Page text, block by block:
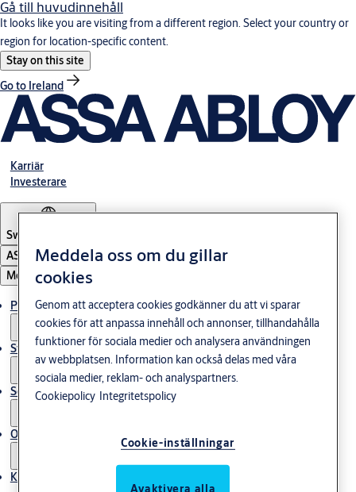
Gå till huvudinnehåll
It looks like you are visiting from a different region. Select your country or
region for location-specific content.
Stay on this site
Go to Ireland
Karriär
Investerare
Sweden
ASSA ABLOY Group
Meny
Produkter och lösningar
Stories
Service
Om oss
Kontakta oss
Meddela oss om du gillar
cookies
Genom att acceptera cookies godkänner du att vi sparar
cookies för att anpassa innehåll och annonser, tillhandahålla
funktioner för sociala medier och analysera användningen
av webbplatsen. Information kan också delas med våra
sociala medier, reklam- och analyspartners.
Cookiepolicy Integritetspolicy
Cookie-inställningar
Avaktivera alla